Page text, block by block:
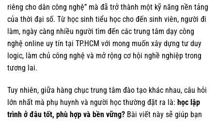
riêng cho dân công nghệ” mà đã trở thành một kỹ năng nền tảng
của thời đại số. Từ học sinh tiểu học cho đến sinh viên, người đi
làm, ngày càng nhiều người tìm đến các trung tâm dạy công
nghệ online uy tín tại TP.HCM với mong muốn xây dựng tư duy
logic, làm chủ công nghệ và mở rộng cơ hội nghề nghiệp trong
tương lai.
Tuy nhiên, giữa hàng chục trung tâm đào tạo khác nhau, câu hỏi
lớn nhất mà phụ huynh và người học thường đặt ra là: học lập
trình ở đâu tốt, phù hợp và bền vững? Bài viết này sẽ giúp bạn